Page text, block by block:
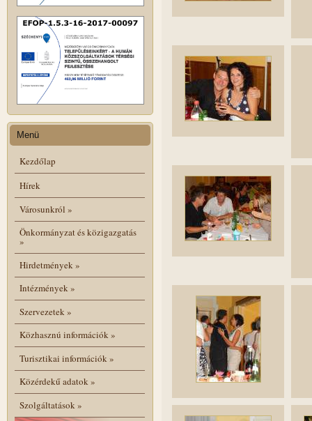
Menü
Kezdőlap
Hírek
Városunkról »
Önkormányzat és közigazgatás
»
Hirdetmények»
Intézmények»
Szervezetek»
Közhasznú információk»
Turisztikai információk»
Közérdekű adatok»
Szolgáltatások»